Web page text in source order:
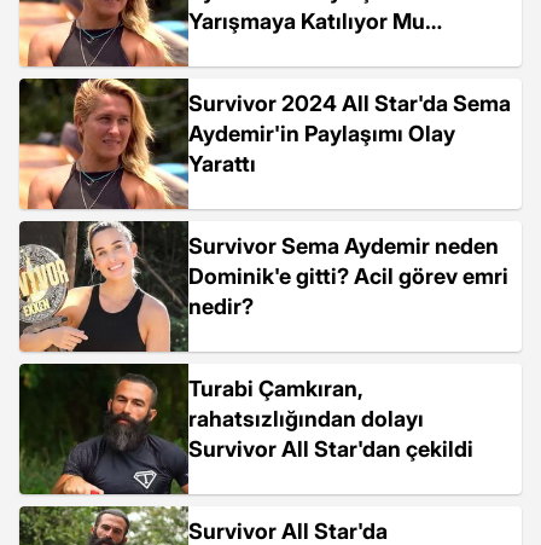
Yarışmaya Katılıyor Mu
Survivor 2024 All Star'da Sema
Aydemir'in Paylaşımı Olay
Yarattı
Survivor Sema Aydemir neden
Dominik'e gitti? Acil görev emri
nedir?
Turabi Çamkıran,
rahatsızlığından dolayı
Survivor All Star'dan çekildi
Survivor All Star'da